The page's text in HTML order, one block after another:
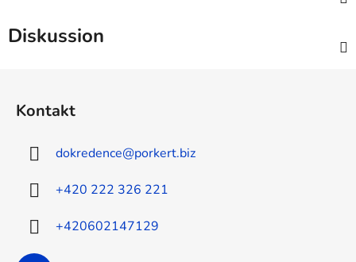
Diskussion
Kontakt
dokredence@porkert.biz
+420 222 326 221
+420602147129